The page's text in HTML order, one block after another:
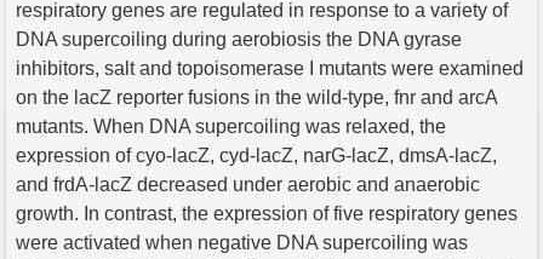
respiratory genes are regulated in response to a variety of
DNA supercoiling during aerobiosis the DNA gyrase
inhibitors, salt and topoisomerase I mutants were examined
on the lacZ reporter fusions in the wild-type, fnr and arcA
mutants. When DNA supercoiling was relaxed, the
expression of cyo-lacZ, cyd-lacZ, narG-lacZ, dmsA-lacZ,
and frdA-lacZ decreased under aerobic and anaerobic
growth. In contrast, the expression of five respiratory genes
were activated when negative DNA supercoiling was